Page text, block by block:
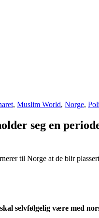
, Muslim World, Norge,
seg en
til Norge at de blir
selvfølgelig være med